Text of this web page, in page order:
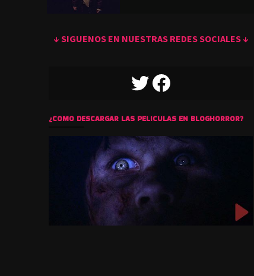
↓ SIGUENOS EN NUESTRAS REDES SOCIALES ↓
TWITTERFACEBOOK
¿COMO DESCARGAR LAS PELICULAS EN BLOGHORROR?